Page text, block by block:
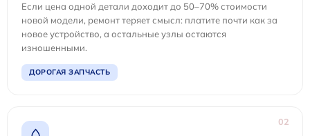
Если цена одной детали доходит до 50–70% стоимости
новой модели, ремонт теряет смысл: платите почти как за
новое устройство, а остальные узлы остаются
изношенными.
ДОРОГАЯ ЗАПЧАСТЬ
02